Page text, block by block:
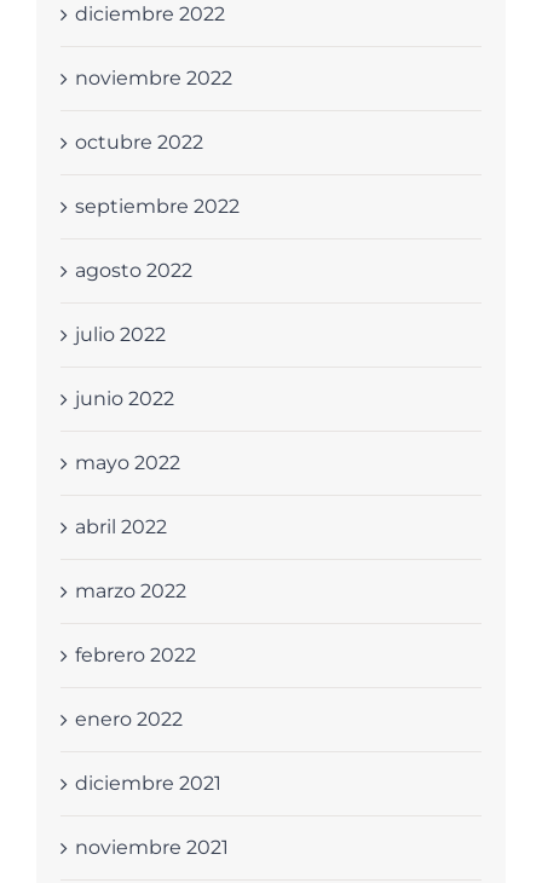
diciembre 2022
noviembre 2022
octubre 2022
septiembre 2022
agosto 2022
julio 2022
junio 2022
mayo 2022
abril 2022
marzo 2022
febrero 2022
enero 2022
diciembre 2021
noviembre 2021